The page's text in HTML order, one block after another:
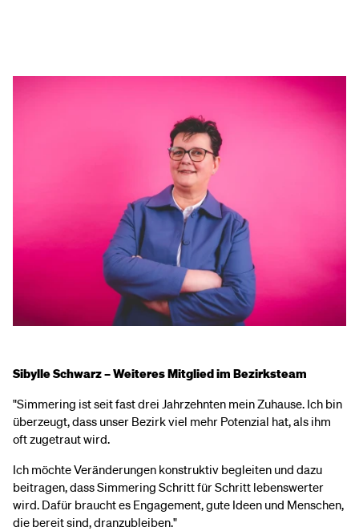
Sibylle Schwarz – Weiteres Mitglied im Bezirksteam
"Simmering ist seit fast drei Jahrzehnten mein Zuhause. Ich bin
überzeugt, dass unser Bezirk viel mehr Potenzial hat, als ihm
oft zugetraut wird.
Ich möchte Veränderungen konstruktiv begleiten und dazu
beitragen, dass Simmering Schritt für Schritt lebenswerter
wird. Dafür braucht es Engagement, gute Ideen und Menschen,
die bereit sind, dranzubleiben."